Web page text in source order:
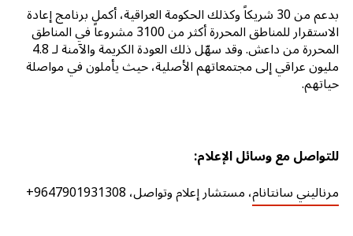
بدعم من 30 شريكاً وكذلك الحكومة العراقية، أكمل برنامج إعادة
الاستقرار للمناطق المحررة أكثر من 3100 مشروعاً في المناطق
المحررة من داعش. وقد سهّل ذلك العودة الكريمة والآمنة لـ 4.8
مليون عراقي إلى مجتمعاتهم الأصلية، حيث يأملون في مواصلة
حياتهم.
للتواصل مع وسائل الإعلام:
مرناليني سانتانام، مستشار إعلام وتواصل، 9647901931308+